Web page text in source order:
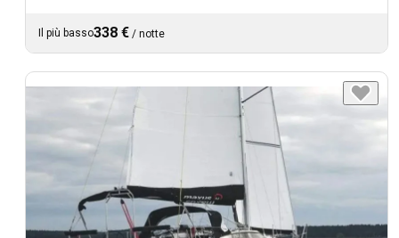
Il più basso338 € / notte